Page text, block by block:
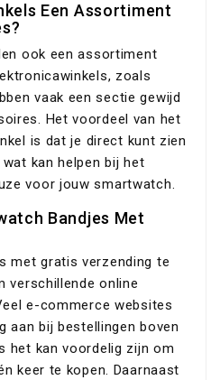
Een Assortiment
ook een assortiment
zoals
vaak een sectie gewijd
Het voordeel van het
is dat je direct kunt zien
kan helpen bij het
voor jouw smartwatch.
Bandjes Met
met gratis verzending te
verschillende online
e-commerce websites
aan bij bestellingen boven
het kan voordelig zijn om
keer te kopen. Daarnaast